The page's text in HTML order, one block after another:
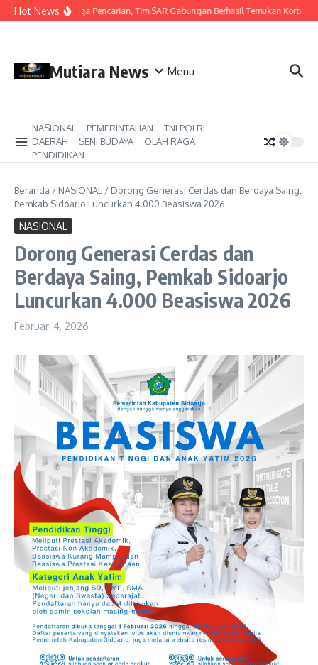
Lewati ke konten
Hot NewsHari Ketiga Pencarian, Tim SAR Gabungan Berhasil Temukan Korban
Mutiara News Menu
NASIONAL PEMERINTAHAN
TNI POLRI
DAERAH
SENI BUDAYA
OLAH RAGA
PENDIDIKAN
Beranda / NASIONAL / Dorong Generasi Cerdas dan Berdaya Saing,
Pemkab Sidoarjo Luncurkan 4.000 Beasiswa 2026
NASIONAL
Dorong Generasi Cerdas dan
Berdaya Saing, Pemkab Sidoarjo
Luncurkan 4.000 Beasiswa 2026
Februari 4, 2026